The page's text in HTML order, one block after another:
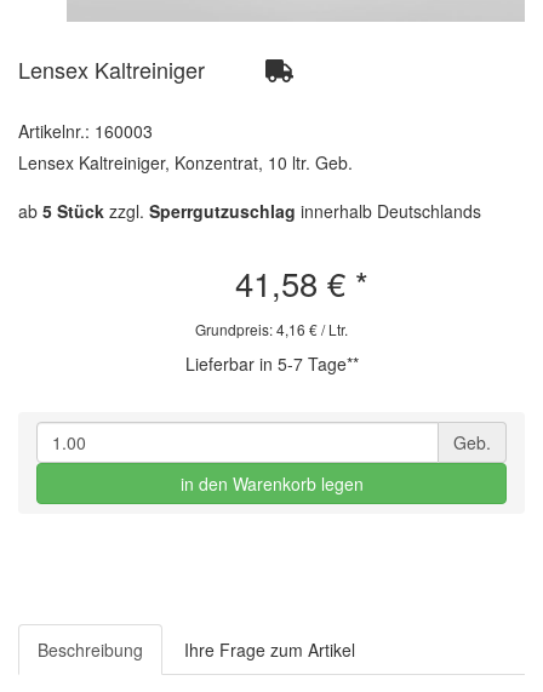
Lensex Kaltreiniger
Artikelnr.: 160003
Lensex Kaltreiniger, Konzentrat, 10 ltr. Geb.
ab 5 Stück zzgl. Sperrgutzuschlag innerhalb Deutschlands
41,58 € *
Grundpreis: 4,16 € / Ltr.
Lieferbar in 5-7 Tage**
Geb.
in den Warenkorb legen
Beschreibung Ihre Frage zum Artikel